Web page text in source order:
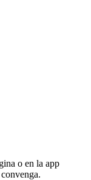
o en la app